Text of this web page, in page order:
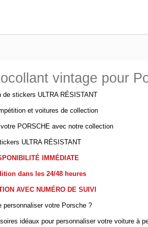
vintage pour
de stickers ULTRA RÉSISTANT
et voitures de collection
PORSCHE avec notre collection
ULTRA RÉSISTANT
IMMÉDIATE
dans les 24/48 heures
AVEC NUMÉRO DE SUIVI
personnaliser votre Porsche ?
idéaux pour personnaliser votre voiture à